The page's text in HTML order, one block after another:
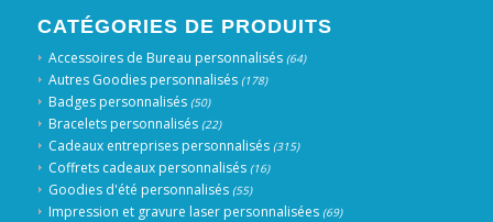
CATÉGORIES DE PRODUITS
Accessoires de Bureau personnalisés (64)
Autres Goodies personnalisés (178)
Badges personnalisés (50)
Bracelets personnalisés (22)
Cadeaux entreprises personnalisés (315)
Coffrets cadeaux personnalisés (16)
Goodies d'été personnalisés (55)
Impression et gravure laser personnalisées (69)